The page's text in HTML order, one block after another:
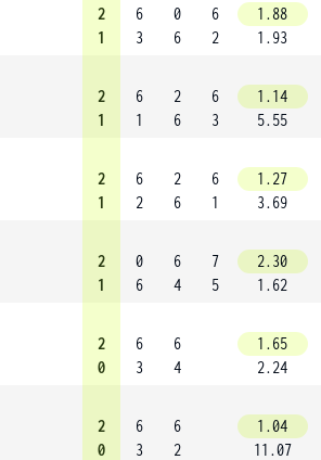
2
1
6
3
0
6
6
2
1.88
1.93
2
1
6
1
2
6
6
3
1.14
5.55
2
1
6
2
2
6
6
1
1.27
3.69
2
1
0
6
6
4
7
5
2.30
1.62
2
0
6
3
6
4
1.65
2.24
2
0
6
3
6
2
1.04
11.07